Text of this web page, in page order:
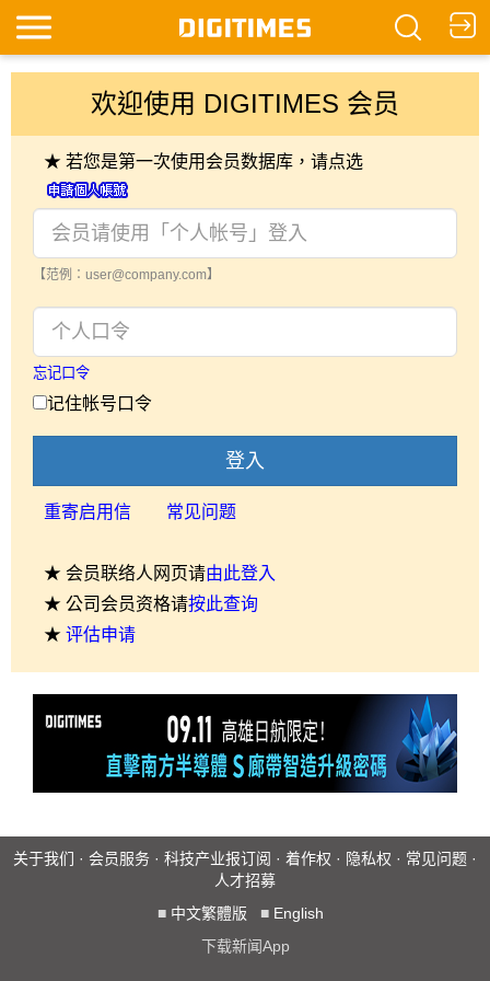
欢迎使用 DIGITIMES 会员
★ 若您是第一次使用会员数据库，请点选
【范例：user@company.com】
忘记口令
记住帐号口令
登入
重寄启用信 常见问题
★ 会员联络人网页请由此登入
★ 公司会员资格请按此查询
★ 评估申请
关于我们 · 会员服务 · 科技产业报订阅 · 着作权 · 隐私权 · 常见问题 ·
人才招募
■ 中文繁體版 ■ English
下载新闻App